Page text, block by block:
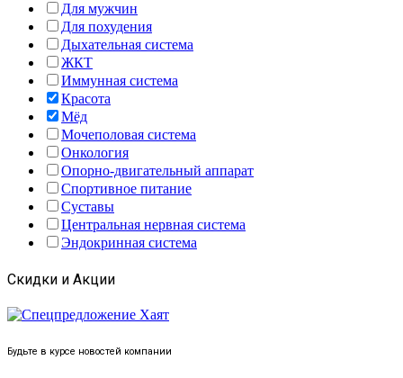
Для мужчин
Для похудения
Дыхательная система
ЖКТ
Иммунная система
Красота
Мёд
Мочеполовая система
Онкология
Опорно-двигательный аппарат
Спортивное питание
Суставы
Центральная нервная система
Эндокринная система
Скидки и Акции
Будьте в курсе новостей компании